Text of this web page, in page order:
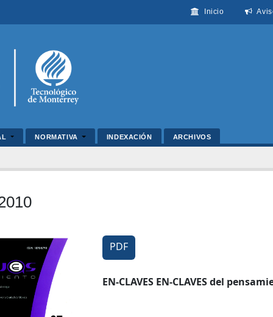
Inicio
NORMATIVA INDEXACIÓN ARCHIVOS
PDF
Contenido
EN-CLAVES EN-CLAVES del